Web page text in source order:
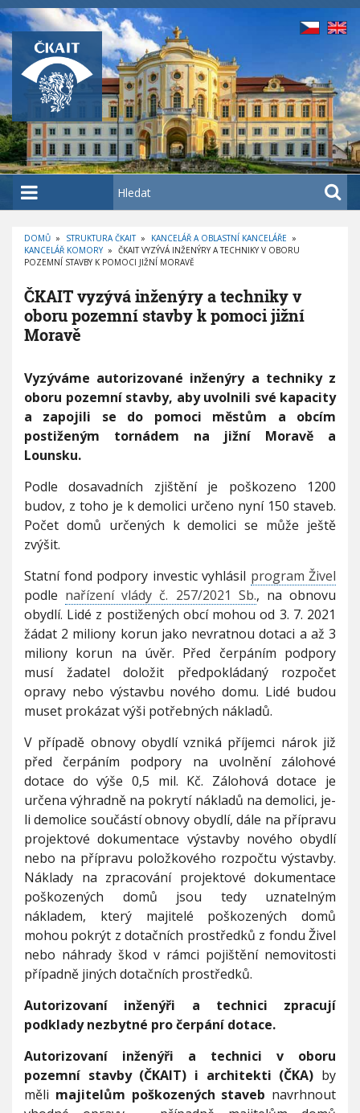
P
ř
e
j
t
k
h
l
d
a
D
R
E
Č
K
O
V
Á
I
A
E
DOMŮ » STRUKTURA ČKAIT » KANCELÁŘ A OBLASTNÍ KANCELÁŘE »
KANCELÁŘ KOMORY » ČKAIT VYZÝVÁ INŽENÝRY A TECHNIKY V OBORU
POZEMNÍ STAVBY K POMOCI JIŽNÍ MORAVĚ
ČKAIT vyzývá inženýry a techniky v
oboru pozemní stavby k pomoci jižní
Moravě
Č
A
I
T
v
z
ý
v
á
i
ž
e
n
ý
r
y
t
e
c
n
i
k
y
v
o
b
o
r
u
p
o
z
e
m
n
í
s
a
v
b
y
k
p
Vyzýváme autorizované inženýry a techniky z
oboru pozemní stavby, aby uvolnili své kapacity
a zapojili se do pomoci městům a obcím
postiženým tornádem na jižní Moravě a
Lounsku.
Podle dosavadních zjištění je poškozeno 1200
budov, z toho je k demolici určeno nyní 150 staveb.
Počet domů určených k demolici se může ještě
zvýšit.
Statní fond podpory investic vyhlásil program Živel
podle nařízení vlády č. 257/2021 Sb., na obnovu
obydlí. Lidé z postižených obcí mohou od 3. 7. 2021
žádat 2 miliony korun jako nevratnou dotaci a až 3
miliony korun na úvěr. Před čerpáním podpory
musí žadatel doložit předpokládaný rozpočet
opravy nebo výstavbu nového domu. Lidé budou
muset prokázat výši potřebných nákladů.
V případě obnovy obydlí vzniká příjemci nárok již
před čerpáním podpory na uvolnění zálohové
dotace do výše 0,5 mil. Kč. Zálohová dotace je
určena výhradně na pokrytí nákladů na demolici, je-
li demolice součástí obnovy obydlí, dále na přípravu
projektové dokumentace výstavby nového obydlí
nebo na přípravu položkového rozpočtu výstavby.
Náklady na zpracování projektové dokumentace
poškozených domů jsou tedy uznatelným
nákladem, který majitelé poškozených domů
mohou pokrýt z dotačních prostředků z fondu Živel
nebo náhrady škod v rámci pojištění nemovitosti
případně jiných dotačních prostředků.
Autorizovaní inženýři a technici zpracují
podklady nezbytné pro čerpání dotace.
Autorizovaní inženýři a technici v oboru
pozemní stavby (ČKAIT) i architekti (ČKA) by
měli majitelům poškozených staveb navrhnout